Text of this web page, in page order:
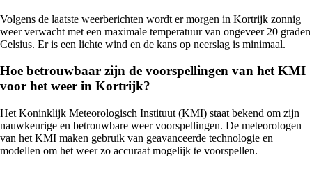
Volgens de laatste weerberichten wordt er morgen in Kortrijk zonnig
weer verwacht met een maximale temperatuur van ongeveer 20 graden
Celsius. Er is een lichte wind en de kans op neerslag is minimaal.
Hoe betrouwbaar zijn de voorspellingen van het KMI
voor het weer in Kortrijk?
Het Koninklijk Meteorologisch Instituut (KMI) staat bekend om zijn
nauwkeurige en betrouwbare weer voorspellingen. De meteorologen
van het KMI maken gebruik van geavanceerde technologie en
modellen om het weer zo accuraat mogelijk te voorspellen.